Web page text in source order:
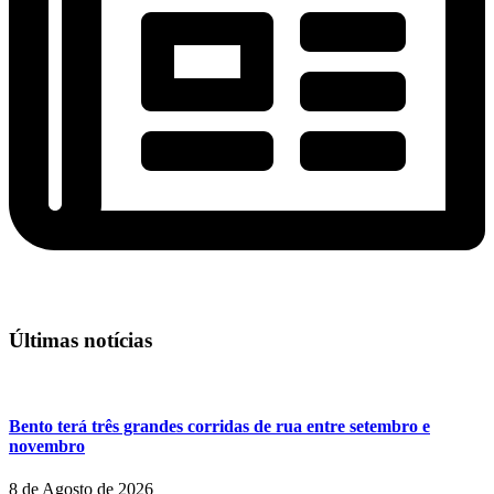
Últimas notícias
Bento terá três grandes corridas de rua entre setembro e
novembro
8 de Agosto de 2026